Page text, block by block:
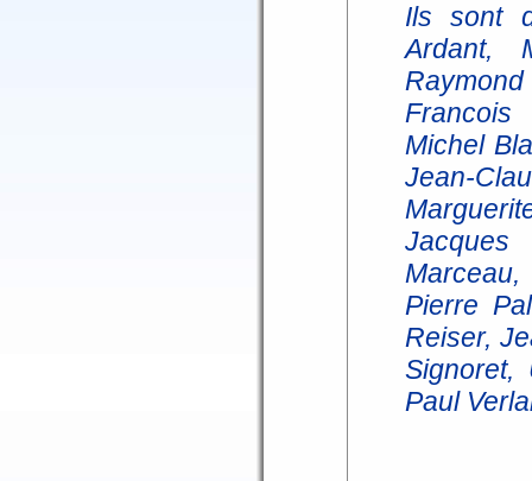
Ils sont
Ardant,
Michel
Jean-
Jacques
Pierre
Reiser,
Signoret,
Paul